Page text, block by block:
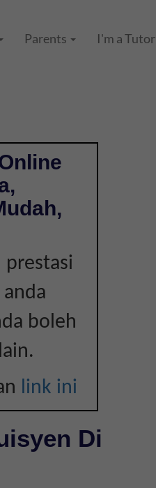
Parents I'm a Tutor
prestasi
boleh
link ini
Di